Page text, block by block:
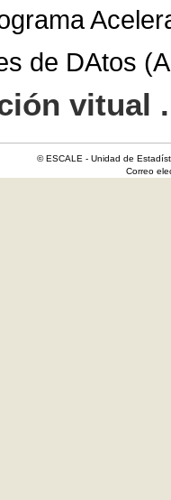
de DAtos
vitual
© ESCALE - Unidad de
Correo